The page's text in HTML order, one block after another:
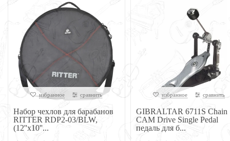
избранное сравнить
Набор чехлов для барабанов
RITTER RDP2-03/BLW,
(12''х10''...
избранное сравнить
GIBRALTAR 6711S Chain
CAM Drive Single Pedal
педаль для б...